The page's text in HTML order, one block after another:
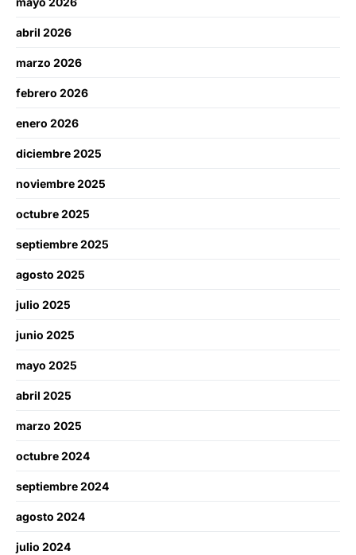
abril 2026
marzo 2026
febrero 2026
enero 2026
diciembre 2025
noviembre 2025
octubre 2025
septiembre 2025
agosto 2025
julio 2025
junio 2025
mayo 2025
abril 2025
marzo 2025
octubre 2024
septiembre 2024
agosto 2024
julio 2024